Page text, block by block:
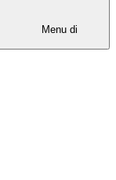
Menu di